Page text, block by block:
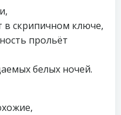
в скрипичном ключе,
прольёт
белых ночей.